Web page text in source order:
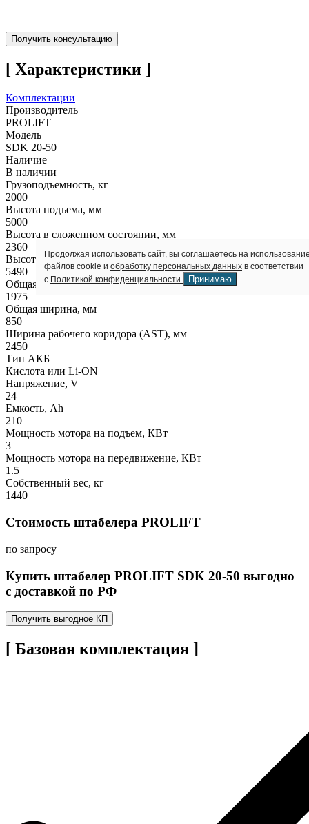
Получить консультацию
[ Характеристики ]
Комплектации
Производитель
PROLIFT
Модель
SDK 20-50
Наличие
В наличии
Грузоподъемность, кг
2000
Высота подъема, мм
5000
Высота в сложенном состоянии, мм
2360
Высота полностью выдвинутой мачты, мм
5490
Общая длина, мм
1975
Общая ширина, мм
850
Ширина рабочего коридора (AST), мм
2450
Тип АКБ
Кислота или Li-ON
Напряжение, V
24
Емкость, Ah
210
Мощность мотора на подъем, КВт
3
Мощность мотора на передвижение, КВт
1.5
Собственный вес, кг
1440
Стоимость штабелера PROLIFT
по запросу
Купить штабелер PROLIFT SDK 20-50 выгодно
с доставкой по РФ
Получить выгодное КП
[ Базовая комплектация ]
Продолжая использовать сайт, вы соглашаетесь на
файлов cookie и обработку персональных данных в соответствии
с Политикой конфиденциальности. Принимаю